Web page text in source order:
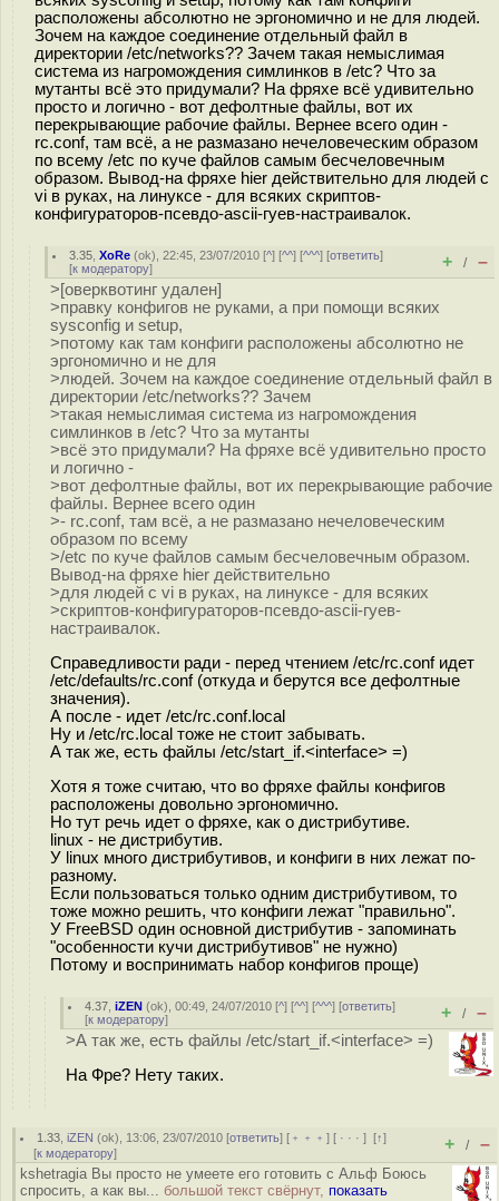
расположены абсолютно не эргономично и не для людей.
Зочем на каждое соединение отдельный файл в
директории /etc/networks?? Зачем такая немыслимая
система из нагромождения симлинков в /etc? Что за
мутанты всё это придумали? На фряхе всё удивительно
просто и логично - вот дефолтные файлы, вот их
перекрывающие рабочие файлы. Вернее всего один -
rc.conf, там всё, а не размазано нечеловеческим образом
по всему /etc по куче файлов самым бесчеловечным
образом. Вывод-на фряхе hier действительно для людей с
vi в руках, на линуксе - для всяких скриптов-
конфигураторов-псевдо-ascii-гуев-настраивалок.
3.35 ,XoRe (ok), 22:45, 23/07/2010 [^] [^^] [^^^] [ответить]
[к модератору] + / –
>[оверквотинг удален]
>правку конфигов не руками, а при помощи всяких
sysconfig и setup,
>потому как там конфиги расположены абсолютно не
эргономично и не для
>людей. Зочем на каждое соединение отдельный файл в
директории /etc/networks?? Зачем
>такая немыслимая система из нагромождения
симлинков в /etc? Что за мутанты
>всё это придумали? На фряхе всё удивительно просто
и логично -
>вот дефолтные файлы, вот их перекрывающие рабочие
файлы. Вернее всего один
>- rc.conf, там всё, а не размазано нечеловеческим
образом по всему
>/etc по куче файлов самым бесчеловечным образом.
Вывод-на фряхе hier действительно
>для людей с vi в руках, на линуксе - для всяких
>скриптов-конфигураторов-псевдо-ascii-гуев-
настраивалок.
Справедливости ради - перед чтением /etc/rc.conf идет
/etc/defaults/rc.conf (откуда и берутся все дефолтные
значения).
А после - идет /etc/rc.conf.local
Ну и /etc/rc.local тоже не стоит забывать.
А так же, есть файлы /etc/start_if.<interface> =)
Хотя я тоже считаю, что во фряхе файлы конфигов
расположены довольно эргономично.
Но тут речь идет о фряхе, как о дистрибутиве.
linux - не дистрибутив.
У linux много дистрибутивов, и конфиги в них лежат по-
разному.
Если пользоваться только одним дистрибутивом, то
тоже можно решить, что конфиги лежат "правильно".
У FreeBSD один основной дистрибутив - запоминать
"особенности кучи дистрибутивов" не нужно)
Потому и воспринимать набор конфигов проще)
4.37 ,iZEN (ok), 00:49, 24/07/2010 [^] [^^] [^^^] [ответить]
[к модератору] + / –
>А так же, есть файлы /etc/start_if.<interface> =)
На Фре? Нету таких.
1.33 ,iZEN (ok), 13:06, 23/07/2010 [ответить] [ ﹢﹢﹢] [ · · ·][↑]
[к модератору] + / –
kshetragia Вы просто не умеете его готовить c Альф Боюсь
спросить, а как вы... большой текст свёрнут, показать